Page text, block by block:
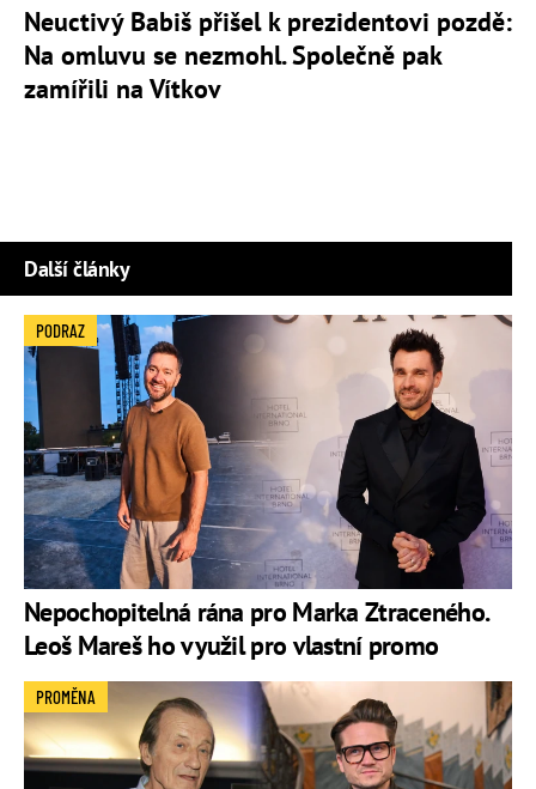
Neuctivý Babiš přišel k prezidentovi pozdě:
Na omluvu se nezmohl. Společně pak
zamířili na Vítkov
Další články
Nepochopitelná rána pro Marka Ztraceného.
Leoš Mareš ho využil pro vlastní promo
PODRAZ
PROMĚNA